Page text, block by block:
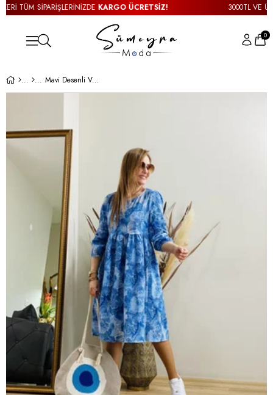
TÜM SİPARİŞLERİNİZDEKARGO ÜCRETSİZ! 3000TL VE
0
Mavi Desenli Volanlı Elbise